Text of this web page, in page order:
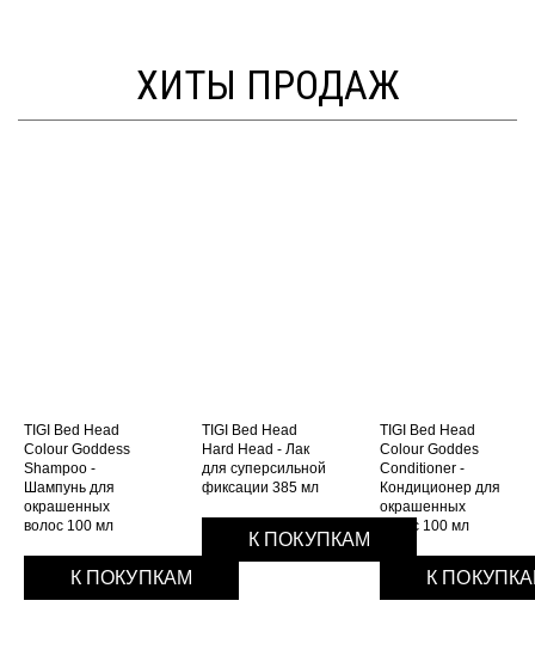
ХИТЫ ПРОДАЖ
TIGI Bed Head
Colour Goddess
Shampoo -
Шампунь для
окрашенных
волос 100 мл
К ПОКУПКАМ
TIGI Bed Head
Hard Head - Лак
для суперсильной
фиксации 385 мл
К ПОКУПКАМ
TIGI Bed Head
Colour Goddes
Conditioner -
Кондиционер для
окрашенных
волос 100 мл
К